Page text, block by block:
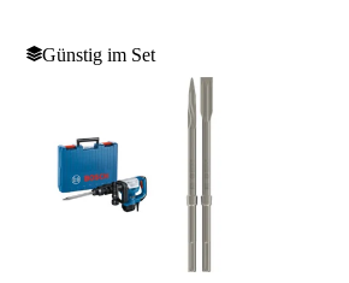
Günstig im Set